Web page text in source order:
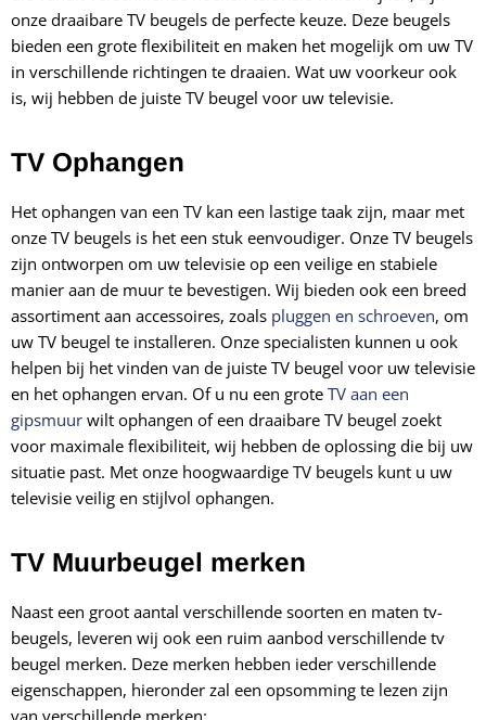
onze draaibare TV beugels de perfecte keuze. Deze beugels
bieden een grote flexibiliteit en maken het mogelijk om uw TV
in verschillende richtingen te draaien. Wat uw voorkeur ook
is, wij hebben de juiste TV beugel voor uw televisie.
TV Ophangen
Het ophangen van een TV kan een lastige taak zijn, maar met
onze TV beugels is het een stuk eenvoudiger. Onze TV beugels
zijn ontworpen om uw televisie op een veilige en stabiele
manier aan de muur te bevestigen. Wij bieden ook een breed
assortiment aan accessoires, zoals pluggen en schroeven, om
uw TV beugel te installeren. Onze specialisten kunnen u ook
helpen bij het vinden van de juiste TV beugel voor uw televisie
en het ophangen ervan. Of u nu een grote TV aan een
gipsmuur wilt ophangen of een draaibare TV beugel zoekt
voor maximale flexibiliteit, wij hebben de oplossing die bij uw
situatie past. Met onze hoogwaardige TV beugels kunt u uw
televisie veilig en stijlvol ophangen.
TV Muurbeugel merken
Naast een groot aantal verschillende soorten en maten tv-
beugels, leveren wij ook een ruim aanbod verschillende tv
beugel merken. Deze merken hebben ieder verschillende
eigenschappen, hieronder zal een opsomming te lezen zijn